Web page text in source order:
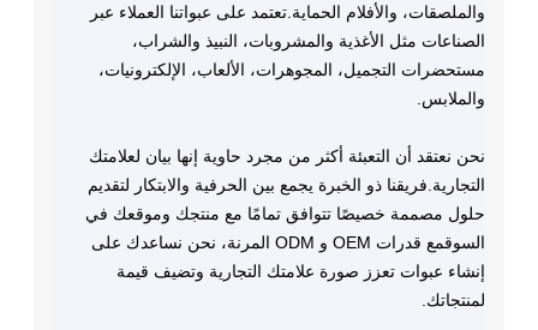
والملصقات، والأفلام الحماية.تعتمد على عبواتنا العملاء عبر
الصناعات مثل الأغذية والمشروبات، النبيذ والشراب،
مستحضرات التجميل، المجوهرات، الألعاب، الإلكترونيات،
والملابس.
نحن نعتقد أن التعبئة أكثر من مجرد حاوية إنها بيان لعلامتك
التجارية.فريقنا ذو الخبرة يجمع بين الحرفية والابتكار لتقديم
حلول مصممة خصيصًا تتوافق تمامًا مع منتجك وموقعك في
السوقمع قدرات OEM و ODM المرنة، نحن نساعدك على
إنشاء عبوات تعزز صورة علامتك التجارية وتضيف قيمة
لمنتجاتك.